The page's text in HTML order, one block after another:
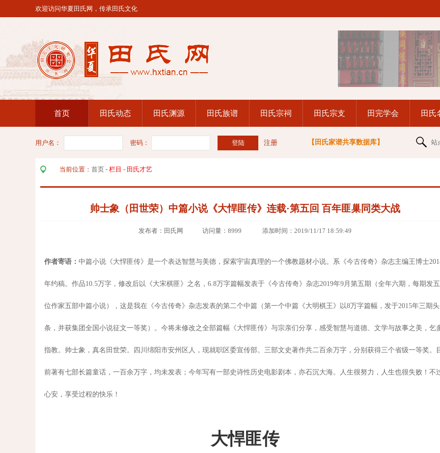
欢迎访问华夏田氏网，传承田氏文化
首页 田氏动态 田氏渊源 田氏族谱 田氏宗祠 田氏宗支 田完学会 田氏
用户名： 密码： 注册 【田氏家谱共享数据库】 站
当前位置： 首页 - 栏目 - 田氏才艺
帅士象（田世荣）中篇小说《大悍匪传》连载·第五回 百年匪巢同类大战
发布者：田氏网 访问量：8999 添加时间：2019/11/17 18:59:49
作者寄语： 中篇小说《大悍匪传》是一个表达智慧与美德，探索宇宙真理的一个佛教题材小说。 系《今古传奇》杂志主编王博士
年约稿。 作品10.5万字，修改后以《大宋棋匪》之名，6.8万字篇幅发表于《今古传奇》杂志2019年9月第五期（全年六期，每期发五
位作家五部中篇小说），这是我在《今古传奇》杂志发表的第二个中篇（第一个中篇《大明棋王》以8万字篇幅，发于2015年三期头
条，并获集团全国小说征文一等奖）。 今将未修改之全部篇幅《大悍匪传》与宗亲们分享，感受智慧与道德、文学与故事之美，乞
指教。 帅士象，真名田世荣。 四川绵阳市安州区人，现就职区委宣传部。 三部文史著作共二百余万字，分别获得三个省级一等奖。
前著有七部长篇童话，一百余万字，均未发表； 今年写有一部史诗性历史电影剧本，亦石沉大海。 人生很努力，人生也很失败！ 不
心安，享受过程的快乐！
大悍匪传